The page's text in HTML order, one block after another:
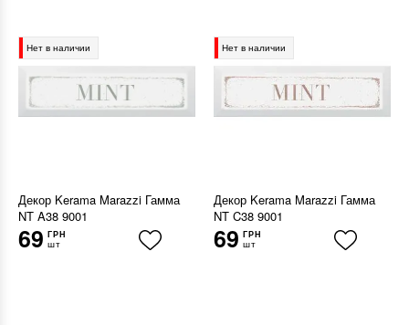
Нет в наличии
Декор Kerama Marazzi Гамма
NT A38 9001
69 ГРН
шт
Нет в наличии
Декор Kerama Marazzi Гамма
NT C38 9001
69 ГРН
шт